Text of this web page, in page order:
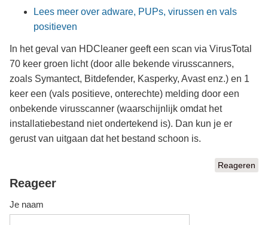
Lees meer over adware, PUPs, virussen en vals
positieven
In het geval van HDCleaner geeft een scan via VirusTotal
70 keer groen licht (door alle bekende virusscanners,
zoals Symantect, Bitdefender, Kasperky, Avast enz.) en 1
keer een (vals positieve, onterechte) melding door een
onbekende virusscanner (waarschijnlijk omdat het
installatiebestand niet ondertekend is). Dan kun je er
gerust van uitgaan dat het bestand schoon is.
Reageren
Reageer
Je naam